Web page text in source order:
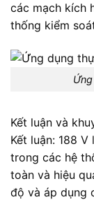
các mạch kích
thống kiểm
Kết luận và
Kết luận: 188
trong các hệ
toàn và hiệu
độ và áp dụng